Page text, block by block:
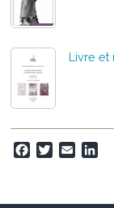
Livre et